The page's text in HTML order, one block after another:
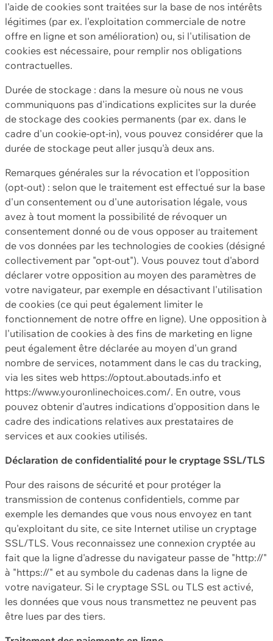
l'aide de cookies sont traitées sur la base de nos intérêts
légitimes (par ex. l'exploitation commerciale de notre
offre en ligne et son amélioration) ou, si l'utilisation de
cookies est nécessaire, pour remplir nos obligations
contractuelles.
Durée de stockage : dans la mesure où nous ne vous
communiquons pas d'indications explicites sur la durée
de stockage des cookies permanents (par ex. dans le
cadre d'un cookie-opt-in), vous pouvez considérer que la
durée de stockage peut aller jusqu'à deux ans.
Remarques générales sur la révocation et l'opposition
(opt-out) : selon que le traitement est effectué sur la base
d'un consentement ou d'une autorisation légale, vous
avez à tout moment la possibilité de révoquer un
consentement donné ou de vous opposer au traitement
de vos données par les technologies de cookies (désigné
collectivement par "opt-out"). Vous pouvez tout d'abord
déclarer votre opposition au moyen des paramètres de
votre navigateur, par exemple en désactivant l'utilisation
de cookies (ce qui peut également limiter le
fonctionnement de notre offre en ligne). Une opposition à
l'utilisation de cookies à des fins de marketing en ligne
peut également être déclarée au moyen d'un grand
nombre de services, notamment dans le cas du tracking,
via les sites web https://optout.aboutads.info et
https://www.youronlinechoices.com/. En outre, vous
pouvez obtenir d'autres indications d'opposition dans le
cadre des indications relatives aux prestataires de
services et aux cookies utilisés.
Déclaration de confidentialité pour le cryptage SSL/TLS
Pour des raisons de sécurité et pour protéger la
transmission de contenus confidentiels, comme par
exemple les demandes que vous nous envoyez en tant
qu'exploitant du site, ce site Internet utilise un cryptage
SSL/TLS. Vous reconnaissez une connexion cryptée au
fait que la ligne d'adresse du navigateur passe de "http://"
à "https://" et au symbole du cadenas dans la ligne de
votre navigateur. Si le cryptage SSL ou TLS est activé,
les données que vous nous transmettez ne peuvent pas
être lues par des tiers.